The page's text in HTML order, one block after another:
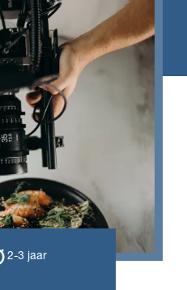
Opleiding
duur
2-3 jaar